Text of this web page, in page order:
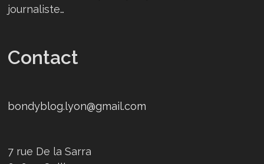
journaliste…
Contact
bondyblog.lyon@gmail.com
7 rue De la Sarra